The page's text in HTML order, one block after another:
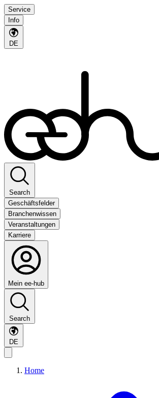
Service
Info
DE
Search
Geschäftsfelder
Branchenwissen
Veranstaltungen
Karriere
Mein ee-hub
Search
DE
Home